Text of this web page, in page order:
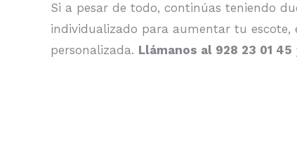
Si a pesar de todo, continúas teniendo
individualizado para aumentar tu
personalizada. Llámanos al 928 23 01 45